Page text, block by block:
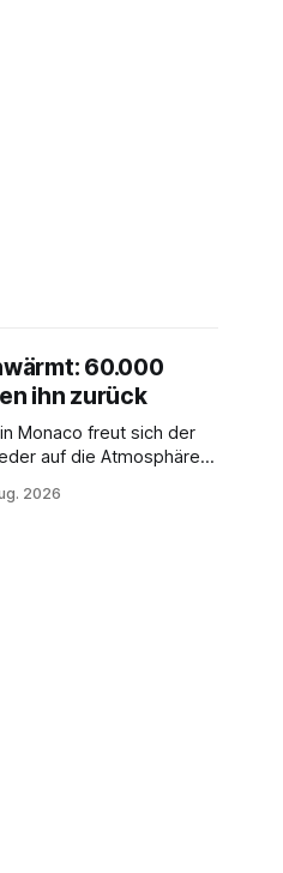
60.000
ihn zurück
Monaco freut sich der
auf die Atmosphäre in
2026